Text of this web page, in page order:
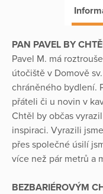
PAN PAVEL BY
Pavel M. má
útočiště v Domově
chráněného bydlení.
přáteli či u novin v
Chtěl by občas
inspiraci. Vyrazili
přes společné úsilí
více než pár metrů a
BEZBARIÉROVÝM